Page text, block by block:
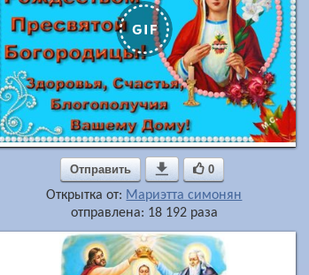
Отправить  0
Открытка от: Мариэтта симонян
отправлена: 18 192 раза